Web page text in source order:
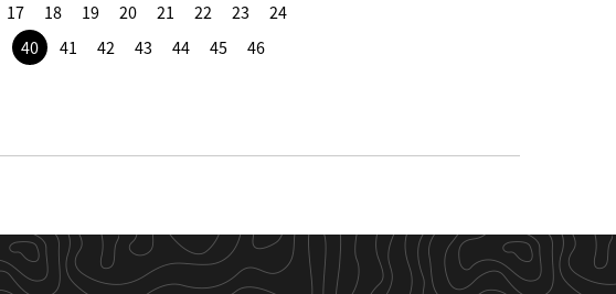
17 18 19 20 21 22 23
24
40 41 42 43 44 45
46